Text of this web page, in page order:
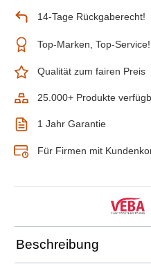
14-Tage Rückgaberecht!
Top-Marken, Top-Service!
Qualität zum fairen Preis
25.000+ Produkte
1 Jahr Garantie
Für Firmen mit
Beschreibung